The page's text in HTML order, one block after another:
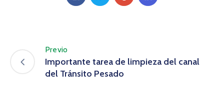
Previo
Importante tarea de limpieza del canal
del Tránsito Pesado